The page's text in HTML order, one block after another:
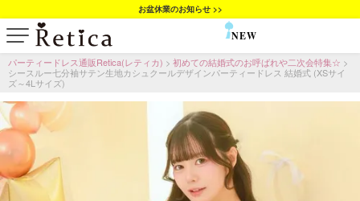
お盆休業のお知らせ >>
NEW
パーティードレス通販Retica(レティカ)
初めての結婚式のお呼ばれや二次会特集☆
シースルー七分袖サテン生地カシュクールデザインパーティードレス 結婚式 (XSサイ
ズ～4Lサイズ)